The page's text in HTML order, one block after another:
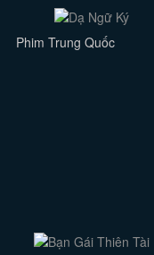
Phim Trung Quốc